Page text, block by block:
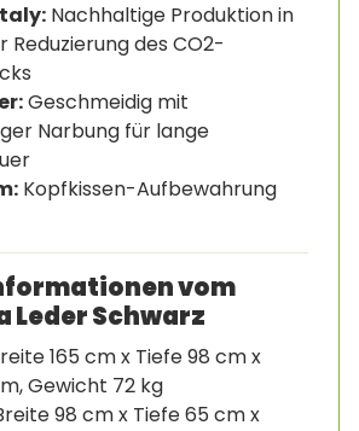
Nachhaltige Produktion in
Reduzierung des CO2-
Geschmeidig mit
Narbung für lange
Kopfkissen-Aufbewahrung
vom
Leder Schwarz
165 cm x Tiefe 98 cm x
Gewicht 72 kg
98 cm x Tiefe 65 cm x